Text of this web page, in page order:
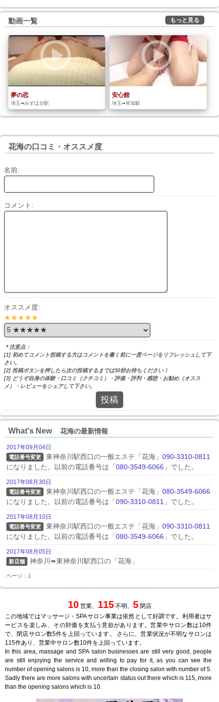
動画一覧 もっと見る
夢の恋
埼玉➠みずほ台駅
安心館
埼玉➠草加駅
花海の口コミ・オススメ度
名前:
コメント:
オススメ度:
★★★★★
＊注意点：
[1] 初めてコメント投稿する方はコメントを書く前に一度ページをリフレッシュして下
さい。
[2] 投稿ボタンを押したら次の投稿するまでは30秒お待ちください！
[3] どうぞ自身の体験・口コミ（クチコミ）・評価・評判・感想・お勧め（オスス
メ）・レビューをシェアして下さい。
投稿
What's New 花海の最新情報
2017年09月04日
電話番号変更 東神奈川駅西口の一般エステ「花海」 090-3310-0811
になりました。以前の電話番号は「 080-3549-6066 」でした。
2017年08月30日
電話番号変更 東神奈川駅西口の一般エステ「花海」 080-3549-6066
になりました。以前の電話番号は「 090-3310-0811 」でした。
2017年08月10日
電話番号変更 東神奈川駅西口の一般エステ「花海」 090-3310-0811
になりました。以前の電話番号は「 080-3549-6066 」でした。
2017年08月05日
新店舗 神奈川➠東神奈川駅西口の「花海」
ページ：1
10営業、 115不明、 5閉店
この地域ではマッサージ・SPAサロン事業は依然として好調です。利用者はサ
ービスを楽しみ、その対価を支払う意欲があります。営業中サロン数は10件
で、閉店サロン数5件を上回っています。 さらに、営業状況が不明なサロンは
115件あり、営業中サロン数10件を上回っています。
In this area, massage and SPA salon businesses are still very good, people
are still enjoying the service and willing to pay for it, as you can see the
number of opening salons is 10, more than the closing salon with number of 5.
Sadly there are more salons with uncertain status out there which is 115, more
than the opening salons which is 10.